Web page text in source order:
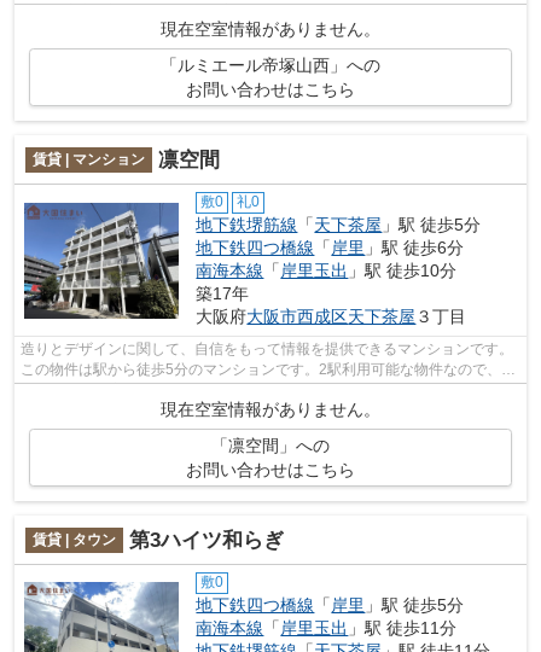
ティも安心♪ 宅配ボックスや浴室乾燥...
現在空室情報がありません。
「ルミエール帝塚山西」への
お問い合わせはこちら
賃貸 | マンション 凛空間
敷0 礼0
地下鉄堺筋線 「天下茶屋 」駅 徒歩5分
地下鉄四つ橋線 「 岸里 」駅 徒歩6分
南海本線 「 岸里玉出 」駅 徒歩10分
築17年
大阪府大阪市西成区天下茶屋 ３丁目
造りとデザインに関して、自信をもって情報を提供できるマンションです。
この物件は駅から徒歩5分のマンションです。2駅利用可能な物件なので、用
現在空室情報がありません。
「凛空間」への
お問い合わせはこちら
賃貸 | タウン 第3ハイツ和らぎ
敷0
地下鉄四つ橋線 「 岸里 」駅 徒歩5分
南海本線 「 岸里玉出 」駅 徒歩11分